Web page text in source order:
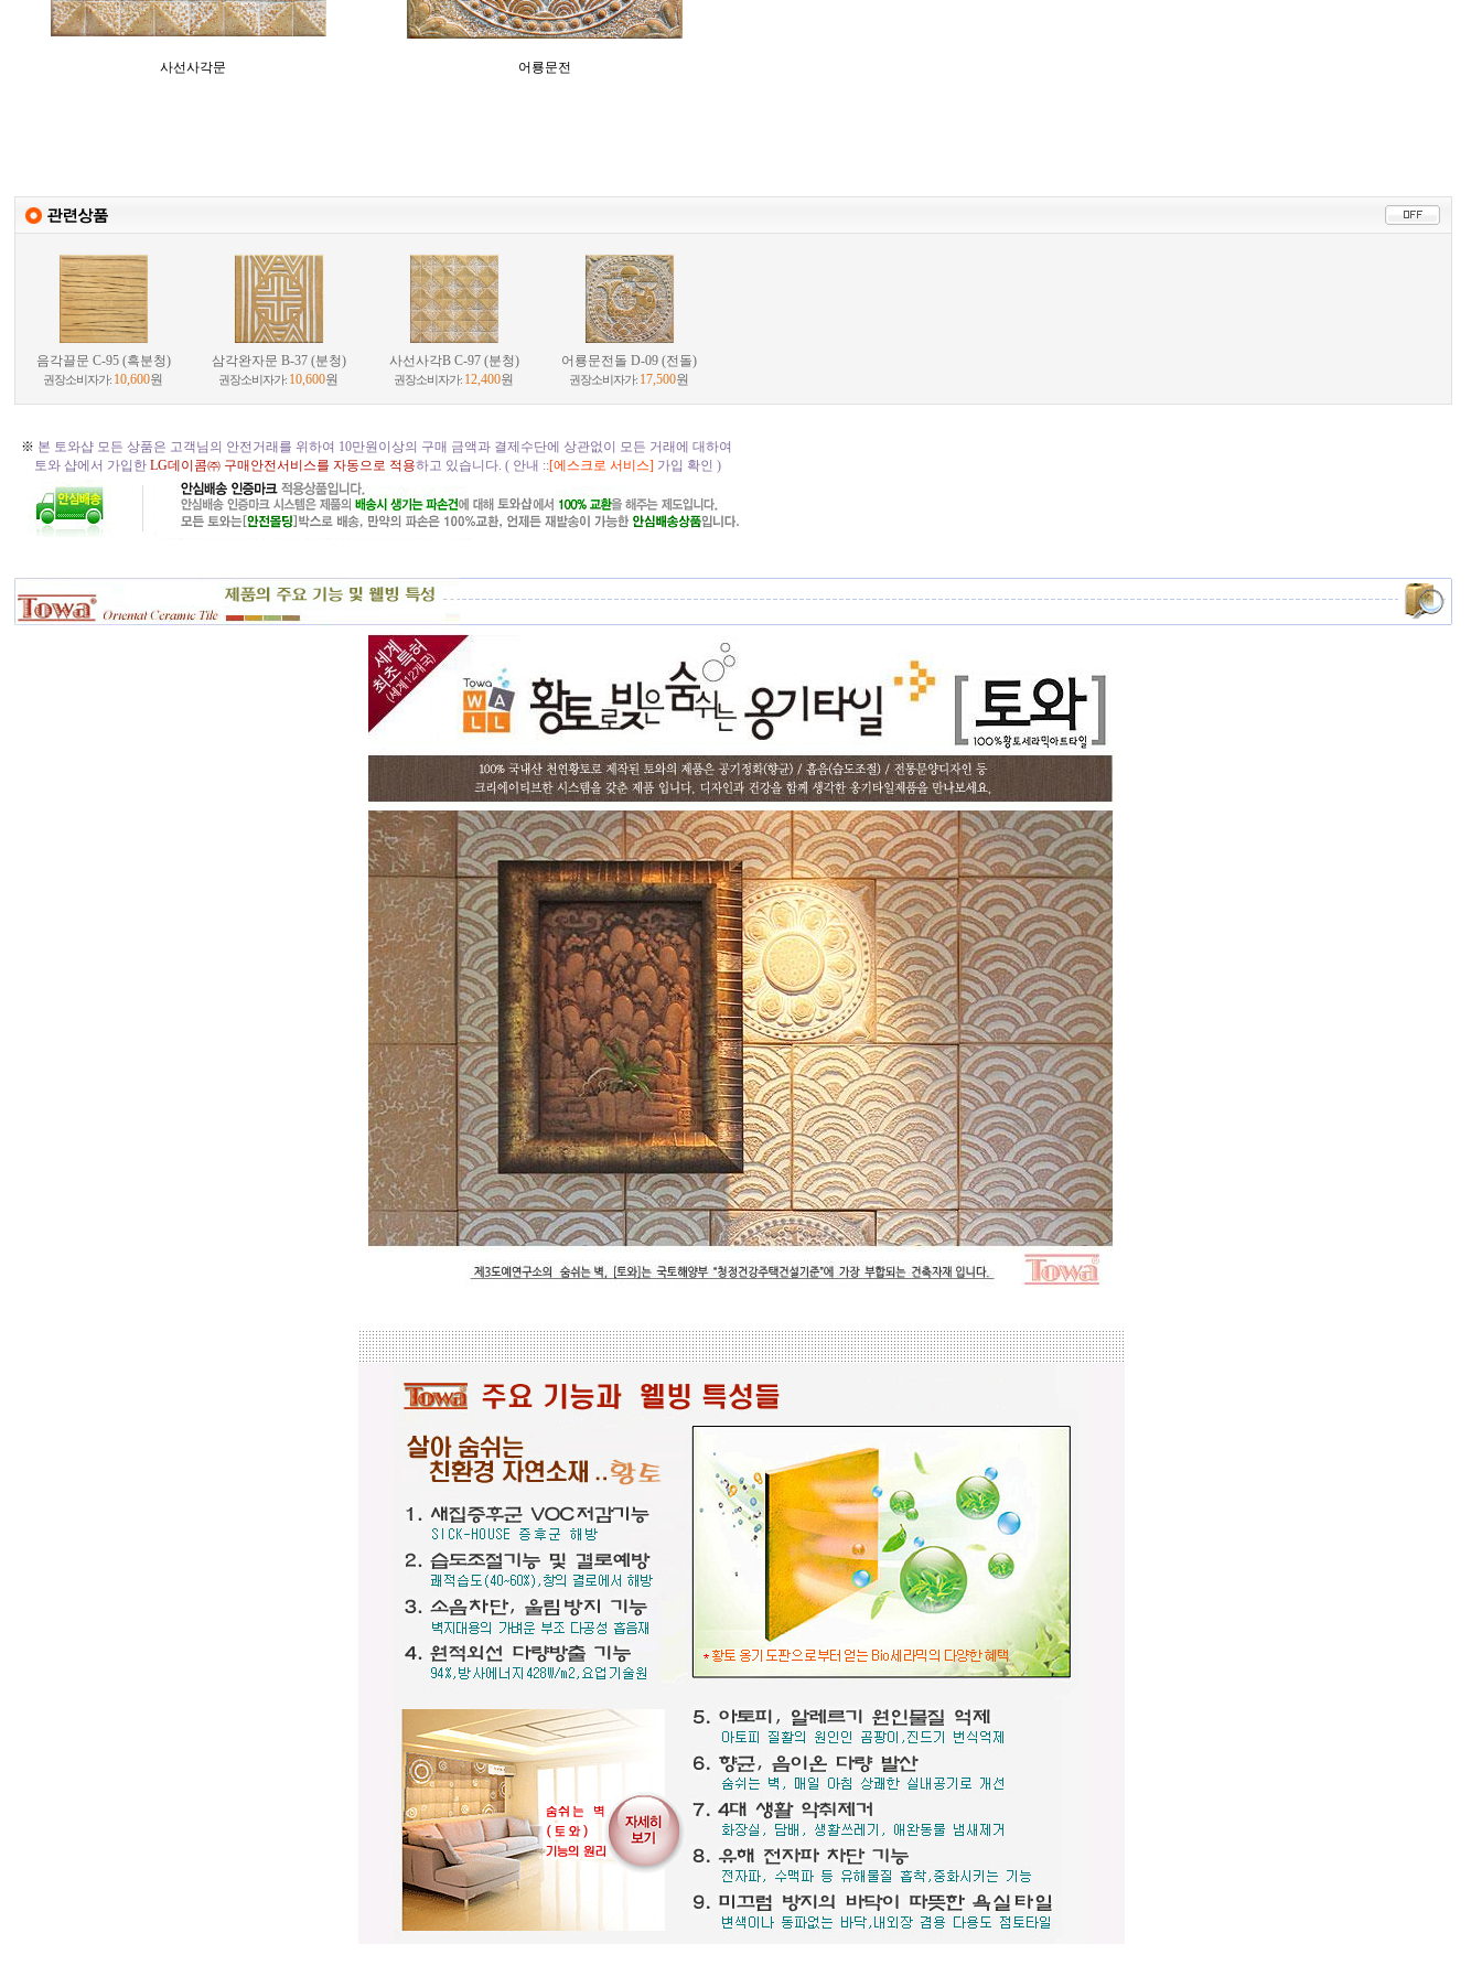
사선사각문 어룡문전
음각끌문 C-95 (흑분청)
권장소비자가: 10,600원
삼각완자문 B-37 (분청)
권장소비자가: 10,600원
사선사각B C-97 (분청)
권장소비자가: 12,400원
어룡문전돌 D-09 (전돌)
권장소비자가: 17,500원
※ 본 토와샵 모든 상품은 고객님의 안전거래를 위하여 10만원이상의 구매 금액과 결제수단에 상관없이 모든 거래에 대하여
토와 샵에서 가입한 LG데이콤㈜ 구매안전서비스를 자동으로 적용하고 있습니다. ( 안내 ::[에스크로 서비스] 가입 확인 )